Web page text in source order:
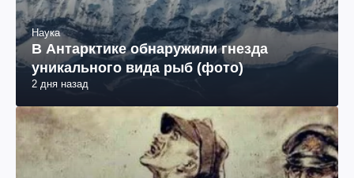
Наука
В Антарктике обнаружили гнезда
уникального вида рыб (фото)
2 дня назад